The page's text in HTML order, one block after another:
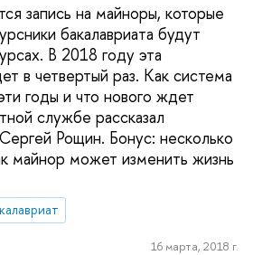
запись на майноры, которые
бакалавриата будут
В 2018 году эта
в четвертый раз. Как система
годы и что нового ждет
службе рассказал
Рощин. Бонус: несколько
майнор может изменить жизнь
16 марта, 2018 г.